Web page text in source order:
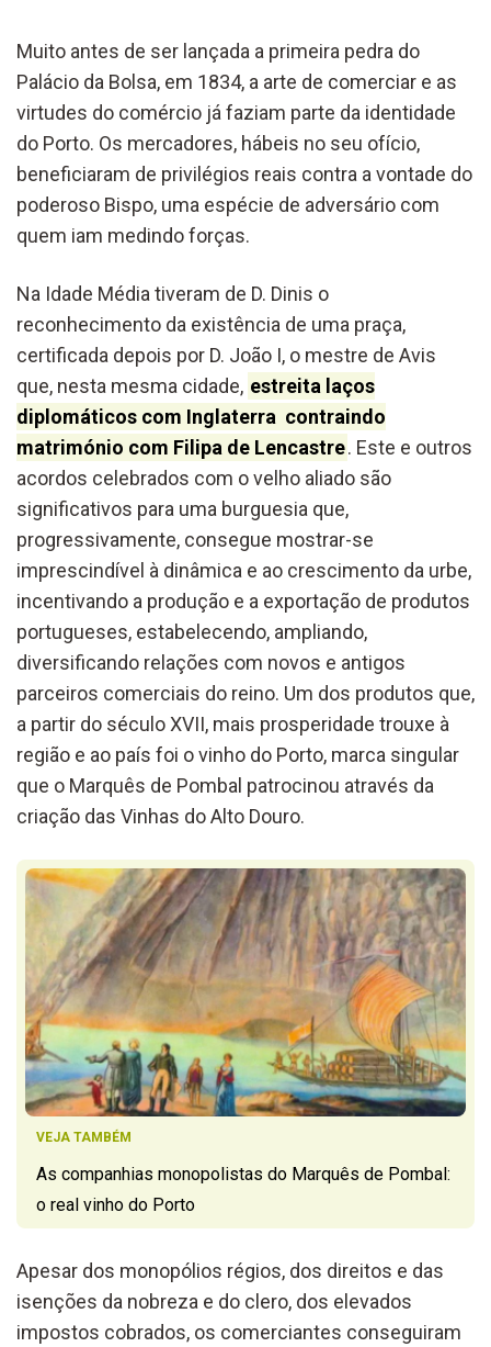
Muito antes de ser lançada a primeira pedra do
Palácio da Bolsa, em 1834, a arte de comerciar e as
virtudes do comércio já faziam parte da identidade
do Porto. Os mercadores, hábeis no seu ofício,
beneficiaram de privilégios reais contra a vontade do
poderoso Bispo, uma espécie de adversário com
quem iam medindo forças.
Na Idade Média tiveram de D. Dinis o
reconhecimento da existência de uma praça,
certificada depois por D. João I, o mestre de Avis
que, nesta mesma cidade, estreita laços
diplomáticos com Inglaterra contraindo
matrimónio com Filipa de Lencastre. Este e outros
acordos celebrados com o velho aliado são
significativos para uma burguesia que,
progressivamente, consegue mostrar-se
imprescindível à dinâmica e ao crescimento da urbe,
incentivando a produção e a exportação de produtos
portugueses, estabelecendo, ampliando,
diversificando relações com novos e antigos
parceiros comerciais do reino. Um dos produtos que,
a partir do século XVII, mais prosperidade trouxe à
região e ao país foi o vinho do Porto, marca singular
que o Marquês de Pombal patrocinou através da
criação das Vinhas do Alto Douro.
VEJA TAMBÉM
As companhias monopolistas do Marquês de Pombal:
o real vinho do Porto
Apesar dos monopólios régios, dos direitos e das
isenções da nobreza e do clero, dos elevados
impostos cobrados, os comerciantes conseguiram